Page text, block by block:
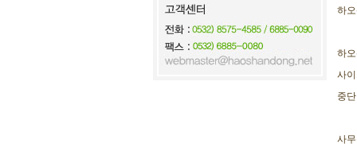
하
하
사
중
사